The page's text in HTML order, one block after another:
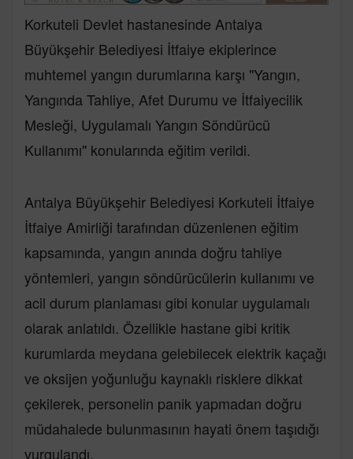
Korkuteli Devlet hastanesinde Antalya
Büyükşehir Belediyesi İtfaiye ekiplerince
muhtemel yangın durumlarına karşı "Yangın,
Yangında Tahliye, Afet Durumu ve İtfaiyecilik
Mesleği, Uygulamalı Yangın Söndürücü
Kullanımı" konularında eğitim verildi.
Antalya Büyükşehir Belediyesi Korkuteli İtfaiye
İtfaiye Amirliği tarafından düzenlenen eğitim
kapsamında, yangın anında doğru tahliye
yöntemleri, yangın söndürücülerin kullanımı ve
acil durum planlaması gibi konular uygulamalı
olarak anlatıldı. Özellikle hastane gibi kritik
kurumlarda meydana gelebilecek elektrik kaçağı
ve oksijen yoğunluğu kaynaklı risklere dikkat
çekilerek, personelin panik yapmadan doğru
müdahalede bulunmasının hayati önem taşıdığı
vurgulandı.